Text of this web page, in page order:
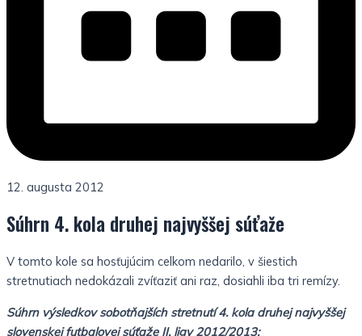
12. augusta 2012
Súhrn 4. kola druhej najvyššej súťaže
V tomto kole sa hosťujúcim celkom nedarilo, v šiestich
stretnutiach nedokázali zvíťaziť ani raz, dosiahli iba tri remízy.
Súhrn výsledkov sobotňajších stretnutí 4. kola druhej najvyššej
slovenskej futbalovej súťaže II. ligy 2012/2013: